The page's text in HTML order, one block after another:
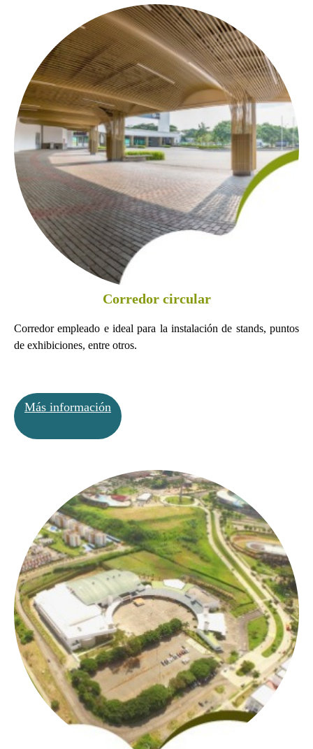
Corredor circular
Corredor empleado e ideal para la instalación de stands, puntos
de exhibiciones, entre otros.
Más información